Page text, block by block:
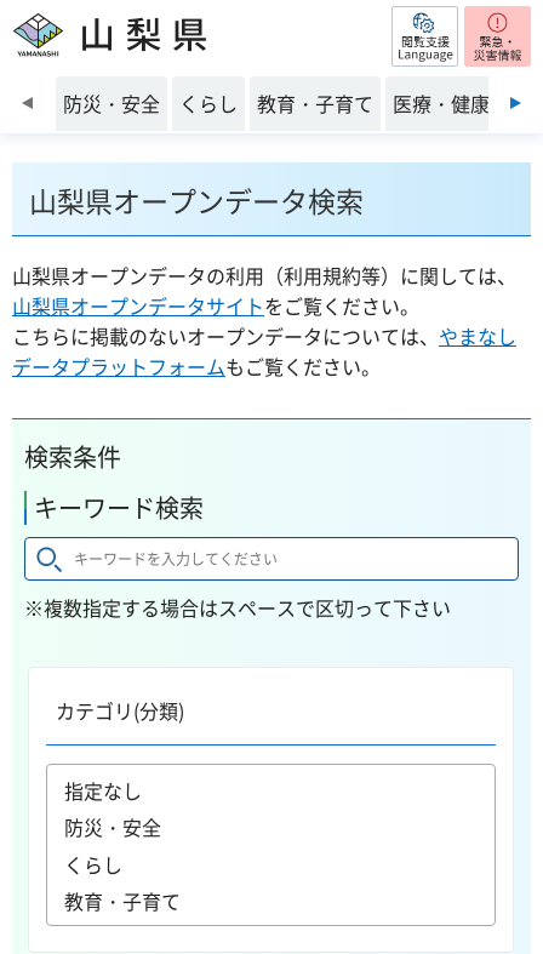
山梨県 閲覧支援
前のスライドを表示
防災・安全 くらし 教育・子育て 医療・健康・福
山梨県オープンデータ検索
山梨県オープンデータの利用（利用規約等）に関しては、
山梨県オープンデータサイトをご覧ください。
こちらに掲載のないオープンデータについては、 やまなし
データプラットフォームもご覧ください。
検索条件
キーワード検索
※複数指定する場合はスペースで区切って下さい
カテゴリ(分類)